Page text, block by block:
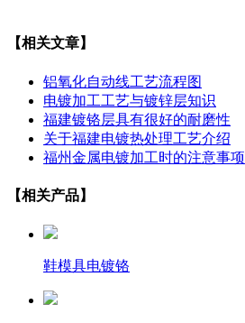
【相关文章】
铝氧化自动线工艺流程图
电镀加工工艺与镀锌层知识
福建镀铬层具有很好的耐磨性
关于福建电镀热处理工艺介绍
福州金属电镀加工时的注意事项
【相关产品】
鞋模具电镀铬